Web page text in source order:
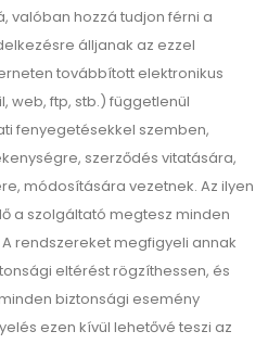
valóban hozzá tudjon férni a
álljanak az ezzel
továbbított elektronikus
web, ftp, stb.) függetlenül
fenyegetésekkel szemben,
szerződés vitatására,
módosítására vezetnek. Az ilyen
a szolgáltató megtesz minden
rendszereket megfigyeli annak
eltérést rögzíthessen, és
biztonsági esemény
ezen kívül lehetővé teszi az